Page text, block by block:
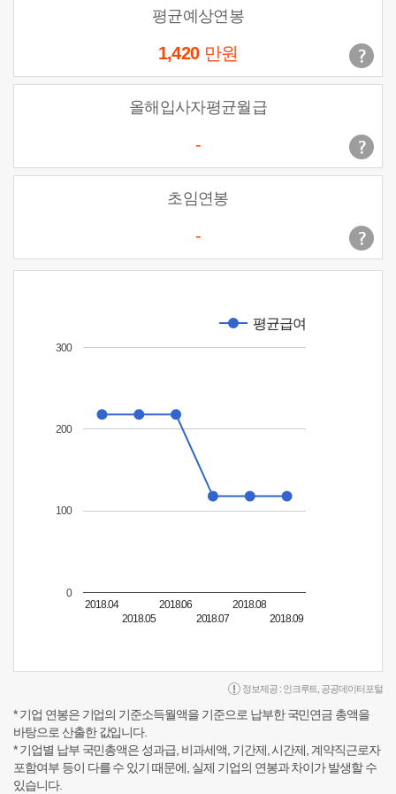
평균예상연봉
1,420 만원
올해입사자평균월급
-
초임연봉
-
평균급여
2018.04
2018.05
2018.06
2018.07
2018.08
2018.09
0
100
200
300
정보제공 : 인크루트 공공데이터포털
* 기업 연봉은 기업의 기준소득월액을 기준으로 납부한 국민연금 총액을
바탕으로 산출한 값입니다.
* 기업별 납부 국민총액은 성과급, 비과세액, 기간제, 시간제, 계약직근로자
포함여부 등이 다를 수 있기 때문에, 실제 기업의 연봉과 차이가 발생할 수
있습니다.